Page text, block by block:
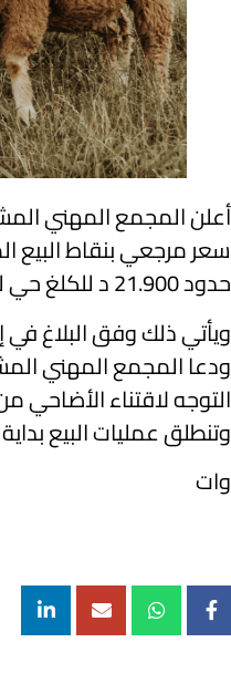
سعر مرجعي بنقاط البيع
حدود 21.900 د للكلغ حي لكافة الاوزان.
ويأتي ذلك وفق البلاغ في إطار الاستعداد لعيد الإضحى
ودعا المجمع المهني
التوجه لاقتناء الأضاحي
وتنطلق عمليات البيع بداية من
وات